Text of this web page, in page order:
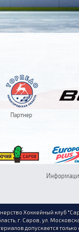
Хоккейный клуб
г. Саров, ул.
допускается